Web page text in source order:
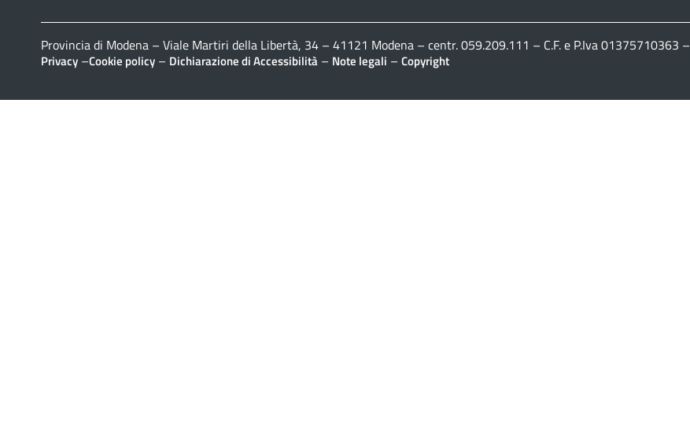
Provincia di Modena – Viale Martiri della Libertà, 34 – 41121 Modena – centr. 059.209.111 – C.F. e P.Iva 01375710363 –
Privacy –Cookie policy – Dichiarazione di Accessibilità – Note legali – Copyright